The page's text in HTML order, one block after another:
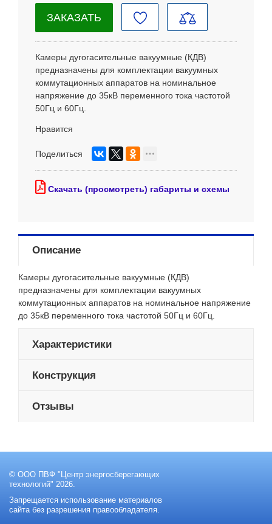
ЗАКАЗАТЬ
Камеры дугогасительные вакуумные (КДВ)
предназначены для комплектации вакуумных
коммутационных аппаратов на номинальное
напряжение до 35кВ переменного тока частотой
50Гц и 60Гц.
Нравится
Поделиться
Скачать (просмотреть) габариты и схемы
Описание
Камеры дугогасительные вакуумные (КДВ)
предназначены для комплектации вакуумных
коммутационных аппаратов на номинальное напряжение
до 35кВ переменного тока частотой 50Гц и 60Гц.
Характеристики
Конструкция
Отзывы
© ООО ПВФ "Центр энергосберегающих
технологий" 2026.
Запрещается использование материалов
сайта без разрешения правообладателя.